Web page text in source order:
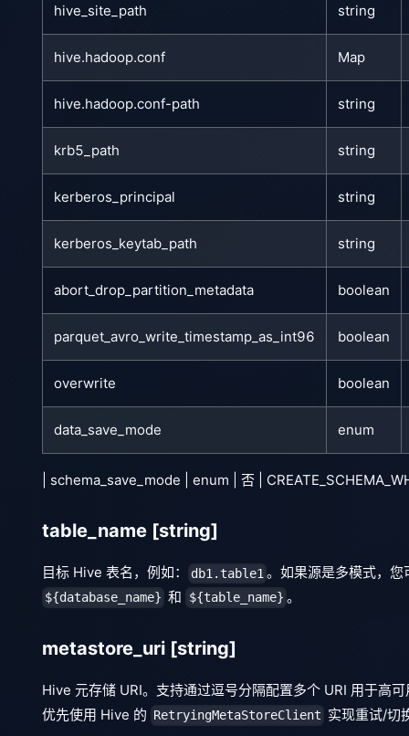
hive_site_path string
hive.hadoop.conf Map
hive.hadoop.conf-path string
krb5_path string
kerberos_principal string
kerberos_keytab_path string
abort_drop_partition_metadata boolean
parquet_avro_write_timestamp_as_int96 boolean
overwrite boolean
data_save_mode enum
| schema_save_mode | enum | 否 |
table_name [string]
目标 Hive 表名，例如： db1.table1 。如果源是多模式，
${database_name} 和 ${table_name} 。
metastore_uri [string]
Hive 元存储 URI。支持通过逗号分隔配置多个 URI 用于高
优先使用 Hive 的 RetryingMetaStoreClient 实现重试/切